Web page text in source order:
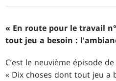
« En route pour le travail
tout jeu a besoin :
C’est le neuvième épisode
« Dix choses dont tout jeu a